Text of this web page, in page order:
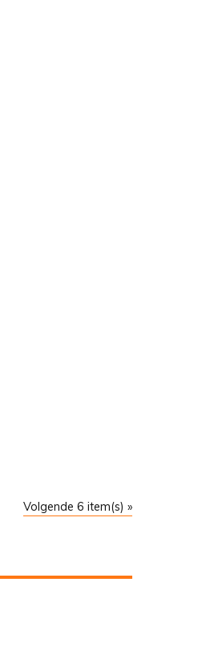
Volgende 6 item(s) »